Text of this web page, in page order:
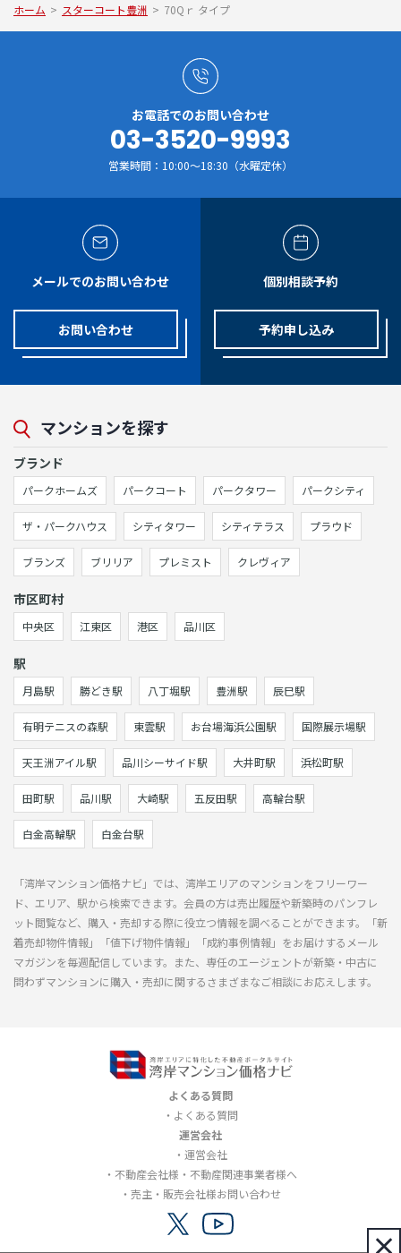
×
ホーム > スターコート豊洲 > 70Qｒ タイプ
お電話でのお問い合わせ
03-3520-9993
営業時間：10:00～18:30（水曜定休）
メールでのお問い合わせ
お問い合わせ
個別相談予約
予約申し込み
マンションを探す
ブランド
パークホームズ パークコート パークタワー パークシティ
ザ・パークハウス シティタワー シティテラス プラウド
ブランズ ブリリア プレミスト クレヴィア
市区町村
中央区 江東区 港区 品川区
駅
月島駅 勝どき駅 八丁堀駅 豊洲駅 辰巳駅
有明テニスの森駅 東雲駅 お台場海浜公園駅 国際展示場駅
天王洲アイル駅 品川シーサイド駅 大井町駅 浜松町駅
田町駅 品川駅 大崎駅 五反田駅 高輪台駅
白金高輪駅 白金台駅
「湾岸マンション価格ナビ」では、湾岸エリアのマンションをフリーワー
ド、エリア、駅から検索できます。会員の方は売出履歴や新築時のパンフレ
ット閲覧など、購入・売却する際に役立つ情報を調べることができます。「新
着売却物件情報」「値下げ物件情報」「成約事例情報」をお届けするメール
マガジンを毎週配信しています。また、専任のエージェントが新築・中古に
問わずマンションに購入・売却に関するさまざまなご相談にお応えします。
よくある質問
よくある質問
運営会社
運営会社
不動産会社様・不動産関連事業者様へ
売主・販売会社様お問い合わせ